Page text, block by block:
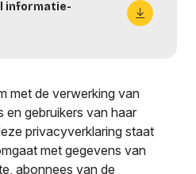
informatie-
met de verwerking van
gebruikers van haar
privacyverklaring staat
met gegevens van
abonnees van de